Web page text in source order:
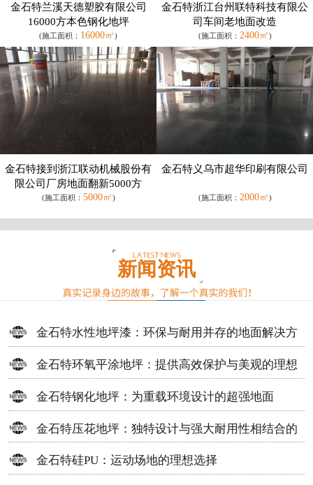
金石特兰溪天德塑胶有限公司
16000方本色钢化地坪
(施工面积： 16000㎡)
金石特浙江台州联特科技有限公
司车间老地面改造
(施工面积： 2400㎡)
金石特接到浙江联动机械股份有
限公司厂房地面翻新5000方
(施工面积： 5000㎡)
金石特义乌市超华印刷有限公司
(施工面积： 2000㎡)
新闻资讯
金石特水性地坪漆：环保与耐用并存的地面解决方
案
金石特环氧平涂地坪：提供高效保护与美观的理想
选择
金石特钢化地坪：为重载环境设计的超强地面
金石特压花地坪：独特设计与强大耐用性相结合的
地面材料
金石特硅PU：运动场地的理想选择